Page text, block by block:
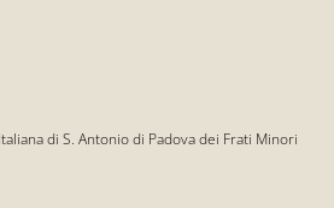
di S. Antonio di Padova dei Frati Minori